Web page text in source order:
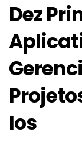
Dez
Ios